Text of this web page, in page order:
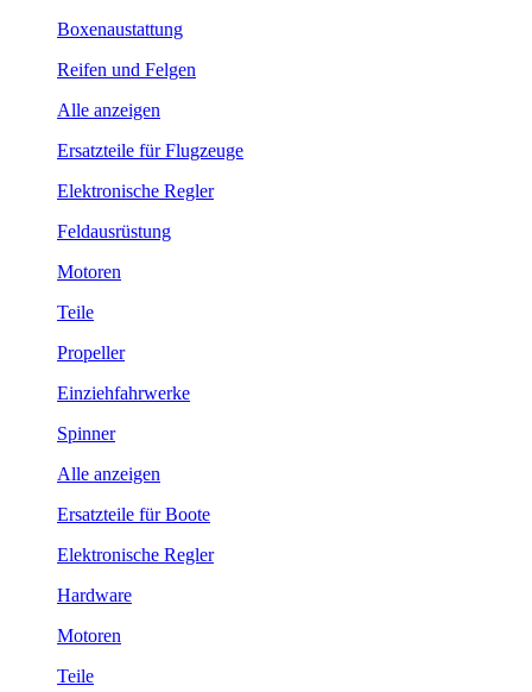
Boxenaustattung
Reifen und Felgen
Alle anzeigen
Ersatzteile für Flugzeuge
Elektronische Regler
Feldausrüstung
Motoren
Teile
Propeller
Einziehfahrwerke
Spinner
Alle anzeigen
Ersatzteile für Boote
Elektronische Regler
Hardware
Motoren
Teile